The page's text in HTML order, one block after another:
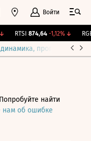
Войти
RTSI 874,64 -1,12%↓ RGBI
прогнозы
найти
нам об ошибке